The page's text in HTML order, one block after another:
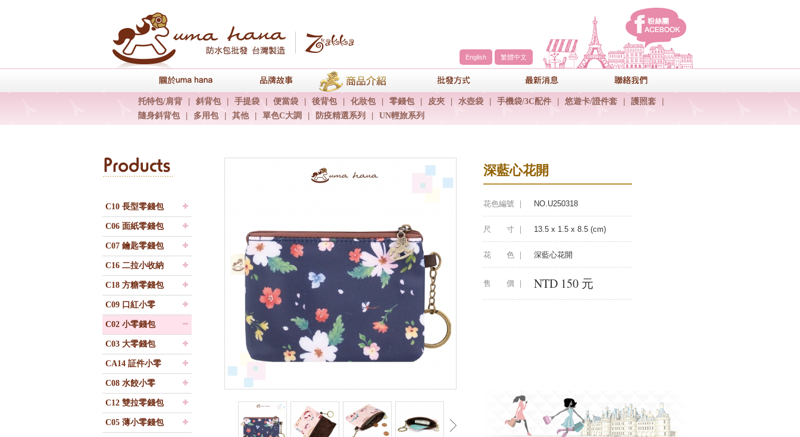
English 繁體中文
關於uma hana 品牌故事
托特包/肩背 斜背包 手提袋 便當袋 後背包 化妝包 零錢包 皮夾 水壺袋 手機袋/3C配件 悠遊卡/證件套 護照套
隨身斜背包
多用包 其他 單色C大調 防疫精選系列 UN輕旅系列
包包批發方式
C10 長型零錢包
C06 面紙零錢包
C07 鑰匙零錢包
C16 二拉小收納
C18 方糖零錢包
C09 口紅小零
C02 小零錢包
C03 大零錢包
CA14 証件小零
C08 水餃小零
C12 雙拉零錢包
C05 薄小零錢包
深藍心花開
花色編號 ｜ NO.U250318
尺 寸 ｜ 13.5 x 1.5 x 8.5 (cm)
花 色 ｜ 深藍心花開
售 價 ｜ NTD 150 元